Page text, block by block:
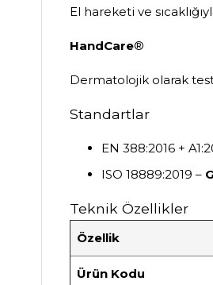
El hareketi ve
HandCare®
Dermatolojik olarak test
Standartlar
EN 388:2016 +
ISO 18889:2019 –
Teknik Özellikler
Özellik
Ürün Kodu